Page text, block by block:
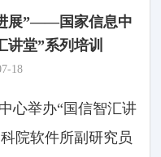
展”——国家信息中
堂”系列培训
18
心举办“国信智汇讲
院软件所副研究员